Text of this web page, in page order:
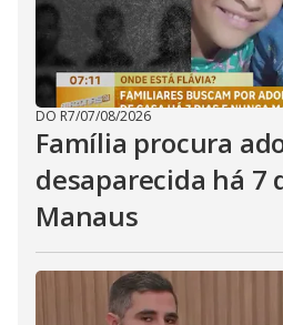
DO R7/07/08/2026
Família procura
desaparecida há 7
Manaus